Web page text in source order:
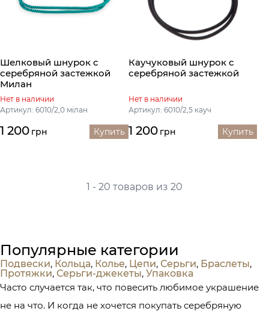
Шелковый шнурок с
серебряной застежкой
Милан
Нет в наличии
Артикул: 6010/2,0 мілан
1 200 грн Купить
Каучуковый шнурок с
серебряной застежкой
Нет в наличии
Артикул: 6010/2,5 кауч
1 200 грн Купить
1 - 20 товаров из 20
Популярные категории
Подвески, Кольца, Колье, Цепи, Серьги, Браслеты,
Протяжки, Серьги-джекеты, Упаковка
Часто случается так, что повесить любимое украшение
не на что. И когда не хочется покупать серебряную